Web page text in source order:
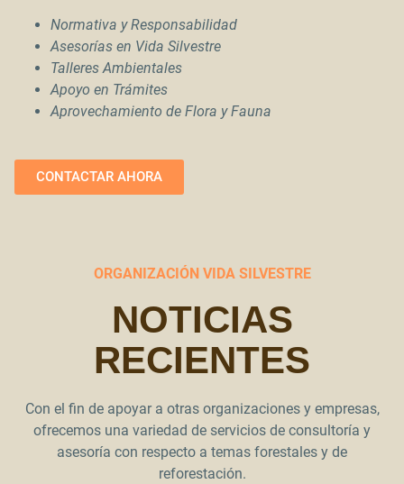
Normativa y Responsabilidad
Asesorías en Vida Silvestre
Talleres Ambientales
Apoyo en Trámites
Aprovechamiento de Flora y Fauna
CONTACTAR AHORA
ORGANIZACIÓN VIDA SILVESTRE
NOTICIAS
RECIENTES
Con el fin de apoyar a otras organizaciones y empresas,
ofrecemos una variedad de servicios de consultoría y
asesoría con respecto a temas forestales y de
reforestación.